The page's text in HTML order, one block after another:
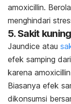
amoxicillin.
menghindari
5. Sakit kuning
Jaundice atau
efek samping
karena
Biasanya efek
dikonsumsi